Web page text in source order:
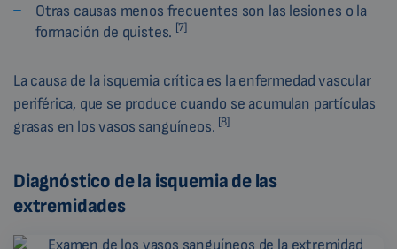
Otras causas menos frecuentes son las lesiones o la
formación de quistes. [7]
La causa de la isquemia crítica es la enfermedad vascular
periférica, que se produce cuando se acumulan partículas
grasas en los vasos sanguíneos. [8]
Diagnóstico de la isquemia de las
extremidades